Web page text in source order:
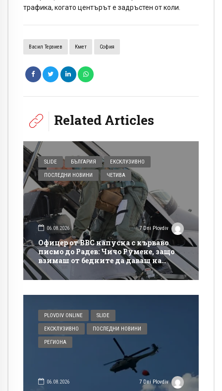
трафика, когато центърът е задръстен от коли.
Васил Терзиев Кмет София
Related Articles
SLIDE БЪЛГАРИЯ ЕКСКЛУЗИВНО
ПОСЛЕДНИ НОВИНИ ЧЕТИВА
06.08.2026 7 Dni Plovdiv
Офицер от ВВС напусна с кърваво
писмо до Радев: Чичо Румене, защо
взимаш от бедните да даваш на
богатите?
PLOVDIV ONLINE SLIDE
ЕКСКЛУЗИВНО ПОСЛЕДНИ НОВИНИ
РЕГИОНА
06.08.2026 7 Dni Plovdiv